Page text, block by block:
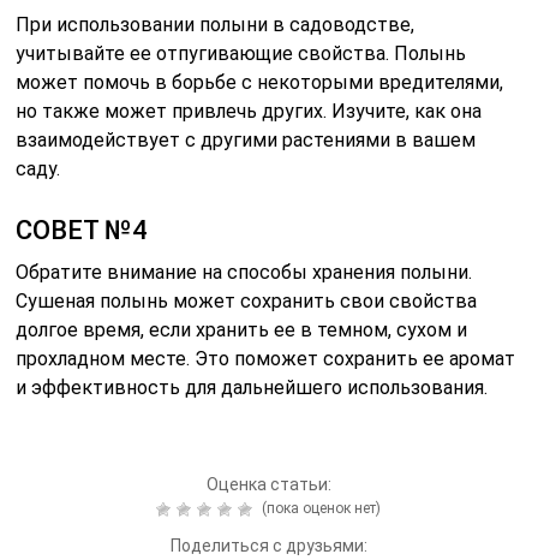
При использовании полыни в садоводстве,
учитывайте ее отпугивающие свойства. Полынь
может помочь в борьбе с некоторыми вредителями,
но также может привлечь других. Изучите, как она
взаимодействует с другими растениями в вашем
саду.
СОВЕТ №4
Обратите внимание на способы хранения полыни.
Сушеная полынь может сохранить свои свойства
долгое время, если хранить ее в темном, сухом и
прохладном месте. Это поможет сохранить ее аромат
и эффективность для дальнейшего использования.
Оценка статьи:
(пока оценок нет)
Поделиться с друзьями: